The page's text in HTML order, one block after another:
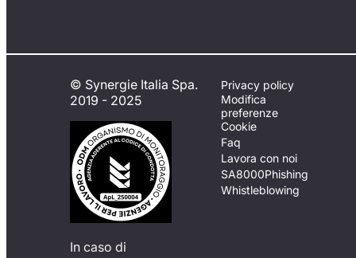
© Synergie Italia Spa.
2019 - 2025
In caso di
Privacy policy
Modifica
preferenze
Cookie
Faq
Lavora con noi
SA8000Phishing
Whistleblowing